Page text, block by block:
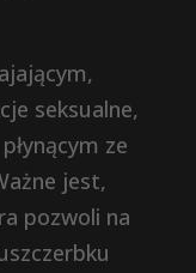
seksualne,
ze
jest,
pozwoli na